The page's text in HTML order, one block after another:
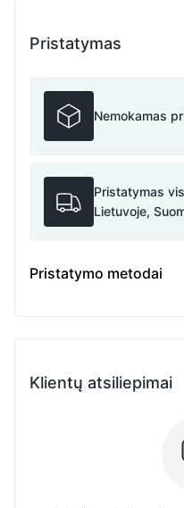
Pristatymas
Nemokamas
Pristatymas
Lietuvoje,
Pristatymo metodai
Klientų atsiliepimai